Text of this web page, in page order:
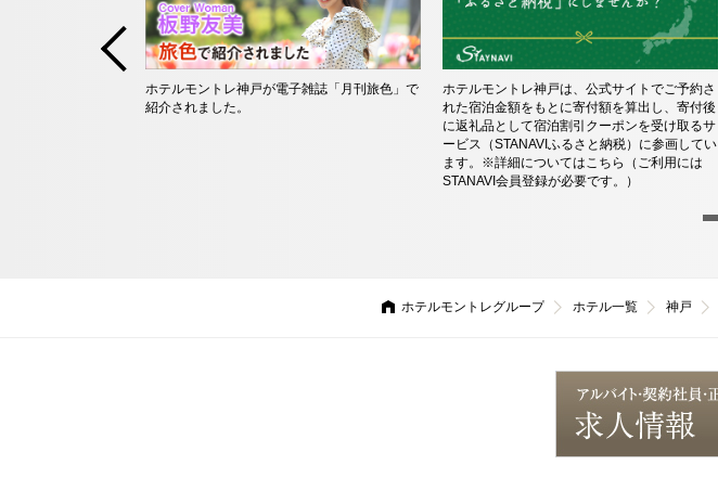
ホテルモントレ神戸が電子雑誌「月刊旅色」で
紹介されました。
ホテルモントレ神戸は、公式サイトでご予約さ
れた宿泊金額をもとに寄付額を算出し、寄付後
に返礼品として宿泊割引クーポンを受け取るサ
ービス（STANAVIふるさと納税）に参画してい
ます。※詳細についてはこちら（ご利用には
STANAVI会員登録が必要です。）
ホテルモントレグループ ホテル一覧 神戸